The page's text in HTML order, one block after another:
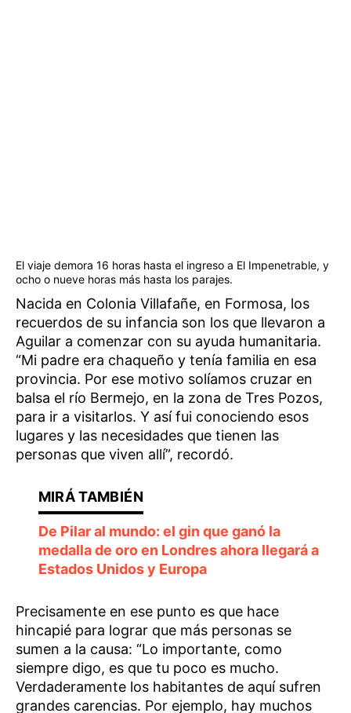
El viaje demora 16 horas hasta el ingreso a El Impenetrable, y
ocho o nueve horas más hasta los parajes.
Nacida en Colonia Villafañe, en Formosa, los
recuerdos de su infancia son los que llevaron a
Aguilar a comenzar con su ayuda humanitaria.
“Mi padre era chaqueño y tenía familia en esa
provincia. Por ese motivo solíamos cruzar en
balsa el río Bermejo, en la zona de Tres Pozos,
para ir a visitarlos. Y así fui conociendo esos
lugares y las necesidades que tienen las
personas que viven allí”, recordó.
De Pilar al mundo: el gin que ganó la
medalla de oro en Londres ahora llegará a
Estados Unidos y Europa
Precisamente en ese punto es que hace
hincapié para lograr que más personas se
sumen a la causa: “Lo importante, como
siempre digo, es que tu poco es mucho.
Verdaderamente los habitantes de aquí sufren
grandes carencias. Por ejemplo, hay muchos